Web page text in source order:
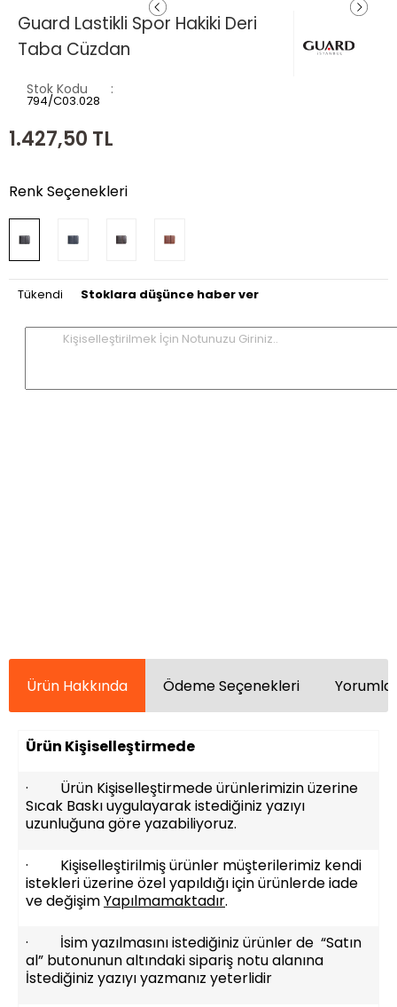
Guard Lastikli Spor Hakiki Deri
Taba Cüzdan
Stok Kodu
794/C03.028
1.427,50 TL
Renk Seçenekleri
Tükendi Stoklara düşünce haber ver
Kişiselleştirilmek İçin Notunuzu Giriniz..
Ürün Hakkında Ödeme Seçenekleri
Ürün Kişiselleştirmede
· Ürün Kişiselleştirmede ürünlerimizin üzerine
Sıcak Baskı uygulayarak istediğiniz yazıyı
uzunluğuna göre yazabiliyoruz.
· Kişiselleştirilmiş ürünler müşterilerimiz kendi
istekleri üzerine özel yapıldığı için ürünlerde iade
ve değişimYapılmamaktadır.
· İsim yazılmasını istediğiniz ürünler de “Satın
al” butonunun altındaki sipariş notu alanına
İstediğiniz yazıyı yazmanız yeterlidir